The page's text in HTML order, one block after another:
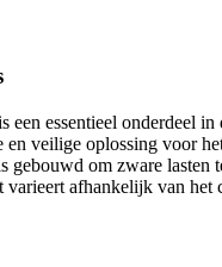
een essentieel onderdeel in
en veilige oplossing voor
gebouwd om zware lasten
varieert afhankelijk van het